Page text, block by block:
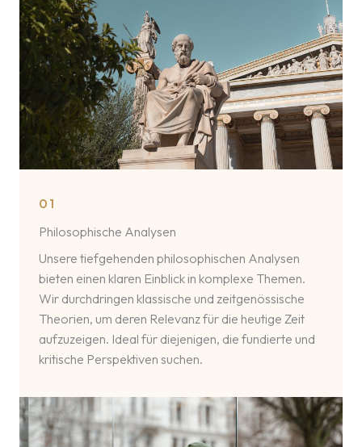
01
Philosophische Analysen
Unsere tiefgehenden philosophischen Analysen
bieten einen klaren Einblick in komplexe Themen.
Wir durchdringen klassische und zeitgenössische
Theorien, um deren Relevanz für die heutige Zeit
aufzuzeigen. Ideal für diejenigen, die fundierte und
kritische Perspektiven suchen.